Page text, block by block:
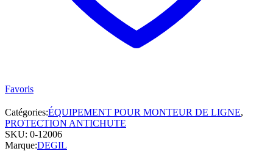
Favoris
Catégories:ÉQUIPEMENT POUR MONTEUR DE LIGNE,
PROTECTION ANTICHUTE
SKU: 0-12006
Marque:DEGIL